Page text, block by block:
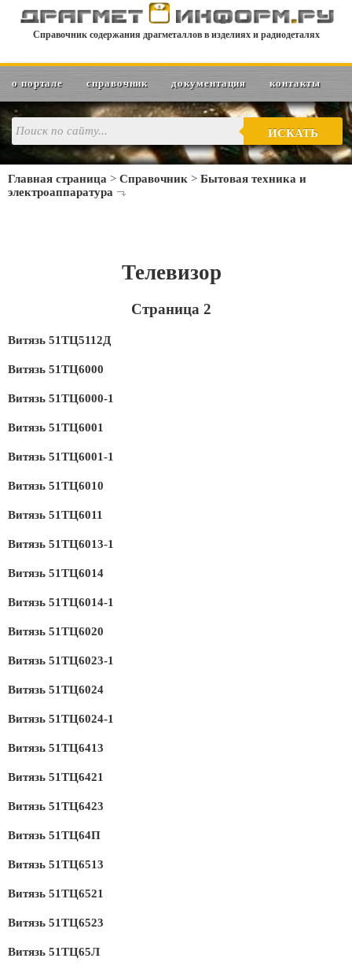
Справочник содержания драгметаллов в изделиях и радиодеталях
о портале справочник документация контакты
ИСКАТЬ
Главная страница > Справочник > Бытовая техника и
электроаппаратура
Телевизор
Страница 2
Витязь 51ТЦ5112Д
Витязь 51ТЦ6000
Витязь 51ТЦ6000-1
Витязь 51ТЦ6001
Витязь 51ТЦ6001-1
Витязь 51ТЦ6010
Витязь 51ТЦ6011
Витязь 51ТЦ6013-1
Витязь 51ТЦ6014
Витязь 51ТЦ6014-1
Витязь 51ТЦ6020
Витязь 51ТЦ6023-1
Витязь 51ТЦ6024
Витязь 51ТЦ6024-1
Витязь 51ТЦ6413
Витязь 51ТЦ6421
Витязь 51ТЦ6423
Витязь 51ТЦ64П
Витязь 51ТЦ6513
Витязь 51ТЦ6521
Витязь 51ТЦ6523
Витязь 51ТЦ65Л